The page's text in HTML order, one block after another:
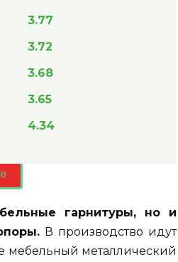
3.77
3.72
3.68
3.65
4.34
гарнитуры, но и
В производство идут
мебельный металлический